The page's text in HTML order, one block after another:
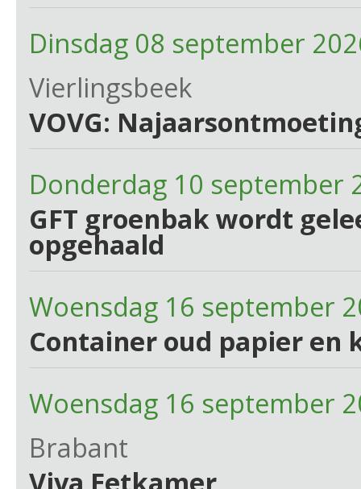
Dinsdag 08 september
Vierlingsbeek
VOVG:
Donderdag 10 september
GFT groenbak wordt
opgehaald
Woensdag 16 september
Container oud papier en
Woensdag 16 september
Brabant